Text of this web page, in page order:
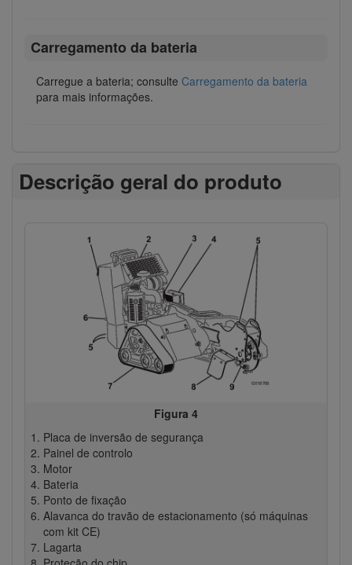
Carregamento da bateria
Carregue a bateria; consulte Carregamento da bateria
para mais informações.
Descrição geral do produto
Figura 4
Placa de inversão de segurança
Painel de controlo
Motor
Bateria
Ponto de fixação
Alavanca do travão de estacionamento (só máquinas
com kit CE)
Lagarta